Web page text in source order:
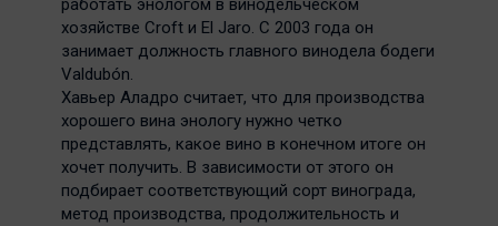
работать энологом в винодельческом
хозяйстве Croft и El Jaro. С 2003 года он
занимает должность главного винодела бодеги
Valdubón.
Хавьер Аладро считает, что для производства
хорошего вина энологу нужно четко
представлять, какое вино в конечном итоге он
хочет получить. В зависимости от этого он
подбирает соответствующий сорт винограда,
метод производства, продолжительность и